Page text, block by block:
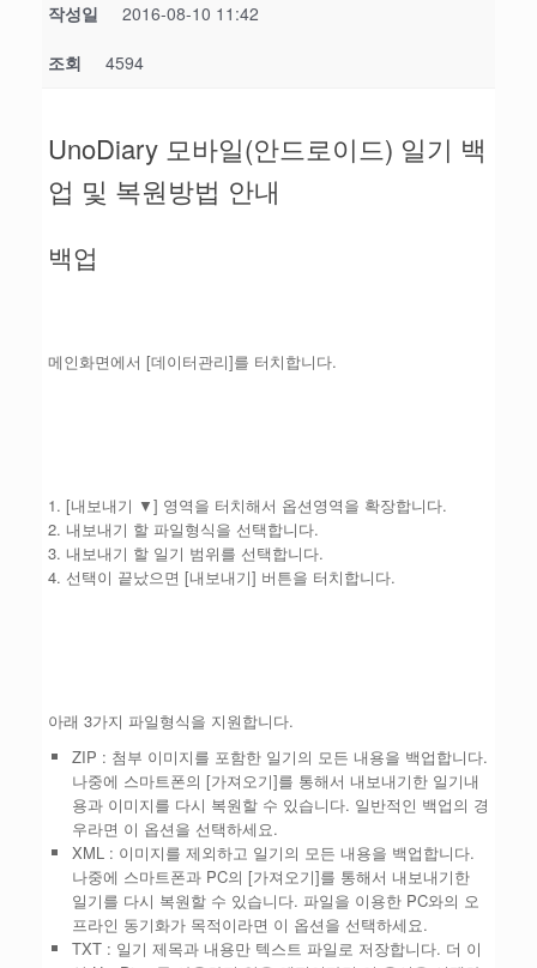
작성일 2016-08-10 11:42
조회 4594
UnoDiary 모바일(안드로이드) 일기 백
업 및 복원방법 안내
백업
메인화면에서 [데이터관리]를 터치합니다.
1. [내보내기 ▼] 영역을 터치해서 옵션영역을 확장합니다.
2. 내보내기 할 파일형식을 선택합니다.
3. 내보내기 할 일기 범위를 선택합니다.
4. 선택이 끝났으면 [내보내기] 버튼을 터치합니다.
아래 3가지 파일형식을 지원합니다.
ZIP : 첨부 이미지를 포함한 일기의 모든 내용을 백업합니다.
나중에 스마트폰의 [가져오기]를 통해서 내보내기한 일기내
용과 이미지를 다시 복원할 수 있습니다. 일반적인 백업의 경
우라면 이 옵션을 선택하세요.
XML : 이미지를 제외하고 일기의 모든 내용을 백업합니다.
나중에 스마트폰과 PC의 [가져오기]를 통해서 내보내기한
일기를 다시 복원할 수 있습니다. 파일을 이용한 PC와의 오
프라인 동기화가 목적이라면 이 옵션을 선택하세요.
TXT : 일기 제목과 내용만 텍스트 파일로 저장합니다. 더 이